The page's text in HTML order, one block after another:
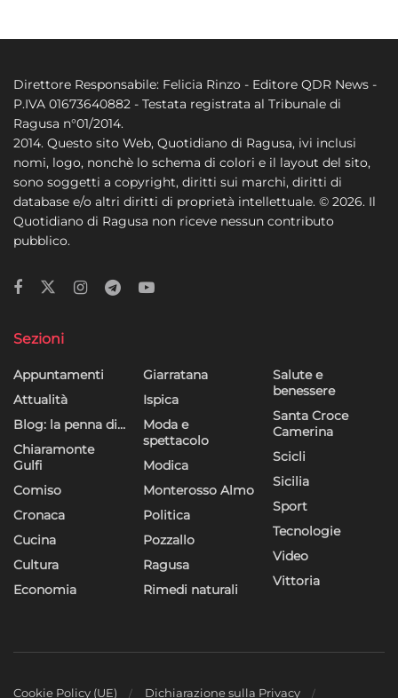
Direttore Responsabile: Felicia Rinzo - Editore QDR News -
P.IVA 01673640882 - Testata registrata al Tribunale di
Ragusa n°01/2014.
2014. Questo sito Web, Quotidiano di Ragusa, ivi inclusi
nomi, logo, nonchè lo schema di colori e il layout del sito,
sono soggetti a copyright, diritti sui marchi, diritti di
database e/o altri diritti di proprietà intellettuale. © 2026. Il
Quotidiano di Ragusa non riceve nessun contributo
pubblico.
Sezioni
Appuntamenti
Attualità
Blog: la penna di…
Chiaramonte
Gulfi
Comiso
Cronaca
Cucina
Cultura
Economia
Giarratana
Ispica
Moda e
spettacolo
Modica
Monterosso Almo
Politica
Pozzallo
Ragusa
Rimedi naturali
Salute e
benessere
Santa Croce
Camerina
Scicli
Sicilia
Sport
Tecnologie
Video
Vittoria
Cookie Policy (UE) Dichiarazione sulla Privacy